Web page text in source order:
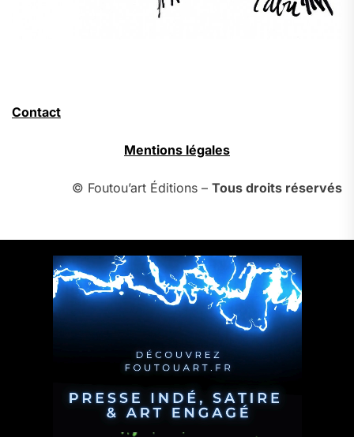
Contact
Mentions légales
© Foutou’art Éditions – Tous droits réservés